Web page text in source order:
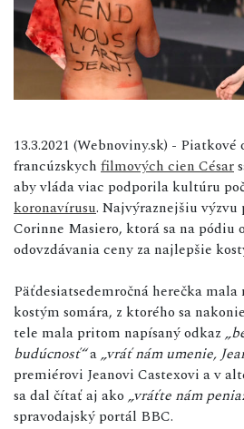
13.3.2021 (Webnoviny.sk) - Piatkové
francúzskych filmových cien César
aby vláda viac podporila kultúru
koronavírusu. Najvýraznejšiu výzvu
Corinne Masiero, ktorá sa na
odovzdávania ceny za najlepšie
Päťdesiatsedemročná herečka mala
kostým somára, z ktorého sa
tele mala pritom napísaný odkaz
budúcnosť“a„vráť nám umenie,
premiérovi Jeanovi Castexovi a v
sa dal čítať aj ako „vráťte nám
spravodajský portál BBC.